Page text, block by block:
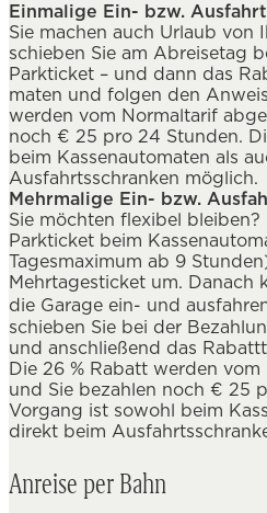
Einmalige Ein- bzw.
Sie machen auch Urlaub von
schieben Sie am Abreisetag
Parkticket – und dann das
maten und folgen den
werden vom Normaltarif
noch € 25 pro 24 Stunden.
beim Kassenautoma­ten als
Ausfahrtsschranken möglich.
Mehrmalige Ein- bzw.
Sie möchten flexibel
Parkticket beim
Tagesmaximum ab 9
Mehrtagesticket um. Da­nach
die Garage ein- und
schieben Sie bei der
und anschließend das
Die 26 % Rabatt werden
und Sie bezahlen noch € 25
Vorgang ist sowohl beim
direkt beim
Anreise per Bahn